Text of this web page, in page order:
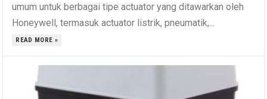
umum untuk berbagai tipe actuator yang ditawarkan oleh
Honeywell, termasuk actuator listrik, pneumatik,...
READ MORE »